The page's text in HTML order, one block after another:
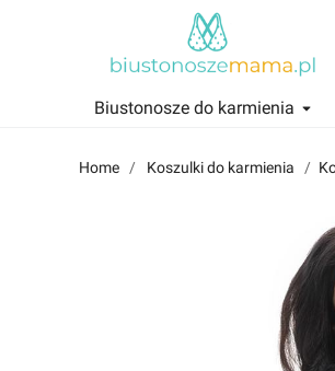
Biustonosze do karmienia
Znajdź i przeczytaj historie użytkowników
Home Koszulki do karmienia